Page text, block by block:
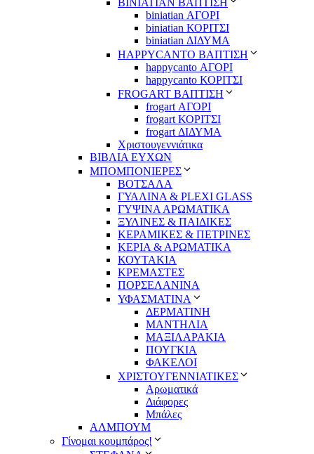
ΒΙΝΙΑΤΙΑΝ ΒΑΠΤΙΣΗ
biniatian ΑΓΟΡΙ
biniatian ΚΟΡΙΤΣΙ
biniatian ΔΙΔΥΜΑ
HAPPYCANTO ΒΑΠΤΙΣΗ
happycanto ΑΓΟΡΙ
happycanto ΚΟΡΙΤΣΙ
FROGART ΒΑΠΤΙΣΗ
frogart ΑΓΟΡΙ
frogart ΚΟΡΙΤΣΙ
frogart ΔΙΔΥΜΑ
Χριστουγεννιάτικα
ΒΙΒΛΙΑ ΕΥΧΩΝ
ΜΠΟΜΠΟΝΙΕΡΕΣ
ΒΟΤΣΑΛΑ
ΓΥΑΛΙΝΑ & PLEXI GLASS
ΓΥΨΙΝΑ ΑΡΩΜΑΤΙΚΑ
ΞΥΛΙΝΕΣ & ΠΑΙΔΙΚΕΣ
ΚΕΡΑΜΙΚΕΣ & ΠΕΤΡΙΝΕΣ
ΚΕΡΙΑ & ΑΡΩΜΑΤΙΚΑ
ΚΟΥΤΑΚΙΑ
ΚΡΕΜΑΣΤΕΣ
ΠΟΡΣΕΛΑΝΙΝΑ
ΥΦΑΣΜΑΤΙΝA
ΔΕΡΜΑΤΙΝΗ
ΜΑΝΤΗΛΙΑ
ΜΑΞΙΛΑΡΑΚΙΑ
ΠΟΥΓΚΙΑ
ΦΑΚΕΛΟΙ
ΧΡΙΣΤΟΥΓΕΝΝΙΑΤΙΚΕΣ
Αρωματικά
Διάφορες
Μπάλες
ΑΛΜΠΟΥΜ
Γίνομαι κουμπάρος!